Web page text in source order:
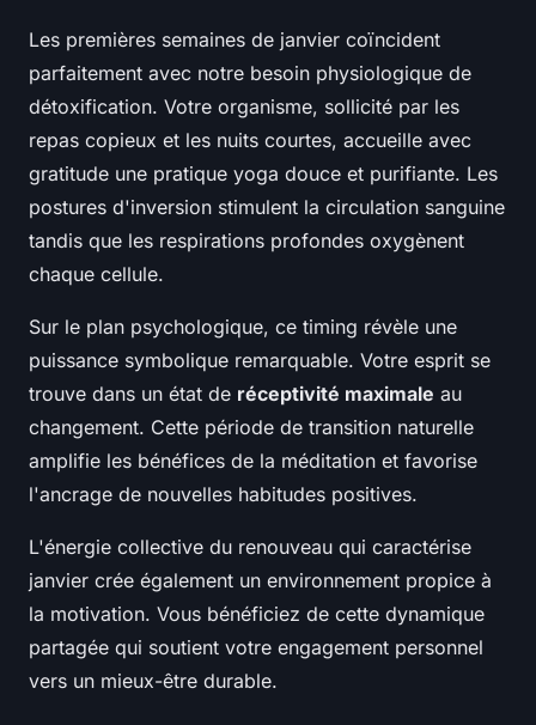
Les premières semaines de janvier coïncident
parfaitement avec notre besoin physiologique de
détoxification. Votre organisme, sollicité par les
repas copieux et les nuits courtes, accueille avec
gratitude une pratique yoga douce et purifiante. Les
postures d'inversion stimulent la circulation sanguine
tandis que les respirations profondes oxygènent
chaque cellule.
Sur le plan psychologique, ce timing révèle une
puissance symbolique remarquable. Votre esprit se
trouve dans un état de réceptivité maximale au
changement. Cette période de transition naturelle
amplifie les bénéfices de la méditation et favorise
l'ancrage de nouvelles habitudes positives.
L'énergie collective du renouveau qui caractérise
janvier crée également un environnement propice à
la motivation. Vous bénéficiez de cette dynamique
partagée qui soutient votre engagement personnel
vers un mieux-être durable.